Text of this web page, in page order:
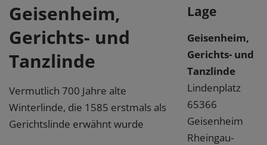
Geisenheim,
Gerichts- und
Tanzlinde
Vermutlich 700 Jahre alte
Winterlinde, die 1585 erstmals als
Gerichtslinde erwähnt wurde
Lage
Geisenheim,
Gerichts- und
Tanzlinde
Lindenplatz
65366
Geisenheim
Rheingau-